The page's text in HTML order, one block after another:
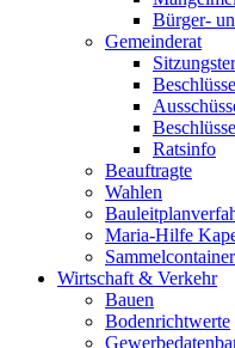
Bürger-
Gemeinderat
Ratsinfo
Beauftragte
Wahlen
Maria-Hilfe
Wirtschaft & Verkehr
Bauen
Bodenrichtwerte